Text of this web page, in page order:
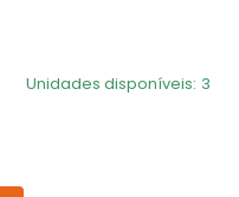
Unidades disponíveis: 3